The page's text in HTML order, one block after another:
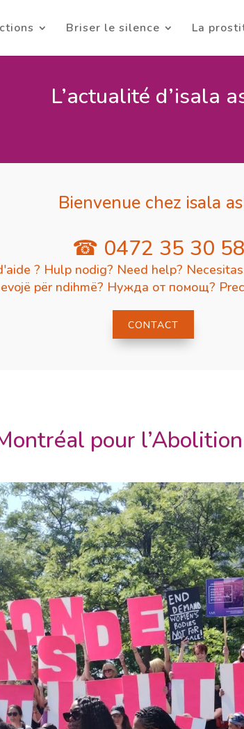
Briser le silence La
L’actualité d’isala
Bienvenue chez isala
☎ 0472 35 30 58
? Hulp nodig? Need help?
për ndihmë? Нужда от помощ?
CONTACT
pour